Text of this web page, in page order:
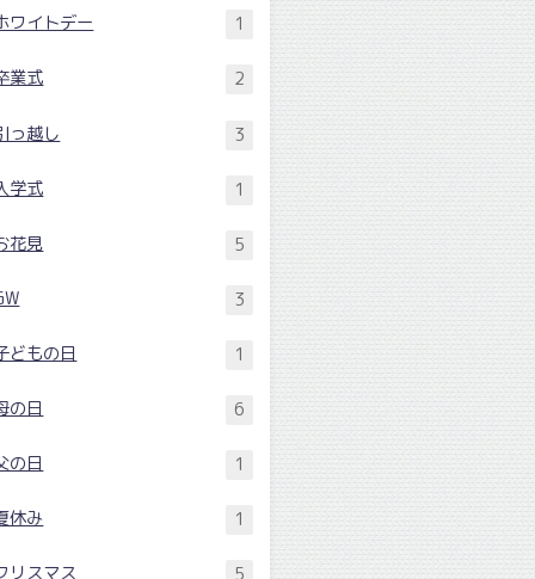
ワイトデー 1
業式 2
っ越し 3
学式 1
花見 5
3
どもの日 1
の日 6
の日 1
休み 1
リスマス 5